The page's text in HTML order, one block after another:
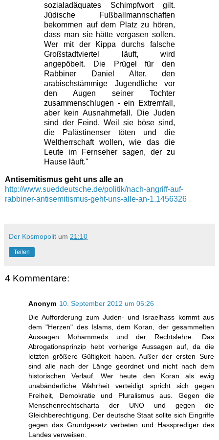
sozialadäquates Schimpfwort gilt.
Jüdische Fußballmannschaften
bekommen auf dem Platz zu hören,
dass man sie hätte vergasen sollen.
Wer mit der Kippa durchs falsche
Großstadtviertel läuft, wird
angepöbelt. Die Prügel für den
Rabbiner Daniel Alter, den
arabischstämmige Jugendliche vor
den Augen seiner Tochter
zusammenschlugen - ein Extremfall,
aber kein Ausnahmefall. Die Juden
sind der Feind. Weil sie böse sind,
die Palästinenser töten und die
Weltherrschaft wollen, wie das die
Leute im Fernseher sagen, der zu
Hause läuft."
Antisemitismus geht uns alle an
http://www.sueddeutsche.de/politik/nach-angriff-auf-
rabbiner-antisemitismus-geht-uns-alle-an-1.1456326
Der Kosmopolit um 21:10
Teilen
4 Kommentare:
Anonym 10. September 2012 um 05:26
Die Aufforderung zum Juden- und Israelhass kommt aus
dem "Herzen" des Islams, dem Koran, der gesammelten
Aussagen Mohammeds und der Rechtslehre. Das
Abrogationsprinzip hebt vorherige Aussagen auf, da die
letzten größere Gültigkeit haben. Außer der ersten Sure
sind alle nach der Länge geordnet und nicht nach dem
historischen Verlauf. Wer heute den Koran als ewig
unabänderliche Wahrheit verteidigt spricht sich gegen
Freiheit, Demokratie und Pluralismus aus. Gegen die
Menschenrechtscharta der UNO und gegen die
Gleichberechtigung. Der deutsche Staat sollte sich Eingriffe
gegen das Grundgesetz verbeten und Hassprediger des
Landes verweisen.